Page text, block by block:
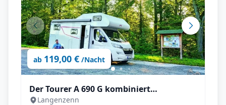
ab 119,00 € /Nacht
Der Tourer A 690 G kombiniert
familienfreundliches Raumangebot
Langenzenn